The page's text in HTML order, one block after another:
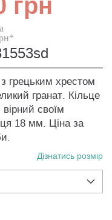
грецьким хрестом
гранат. Кільце
своїм
18 мм. Ціна за
Дізнатись розмір